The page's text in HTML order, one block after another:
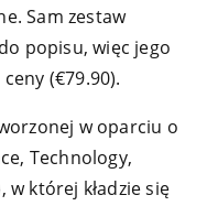
Sam zestaw
popisu, więc jego
(€79.90).
w oparciu o
Technology,
której kładzie się